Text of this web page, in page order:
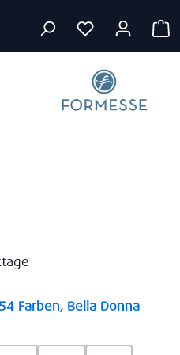
Farben, Bella Donna